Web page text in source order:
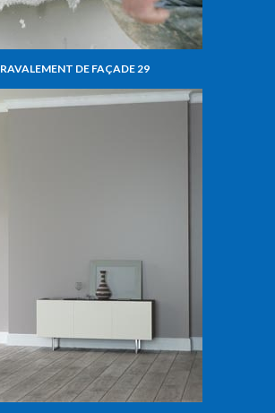
RAVALEMENT DE FAÇADE 29